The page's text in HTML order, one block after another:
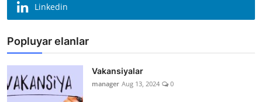
Linkedin
Popluyar elanlar
Vakansiyalar
manager Aug 13, 2024 0